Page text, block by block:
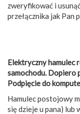
zweryfikować i
przełącznika jak Pan
Elektryczny hamulec
samochodu. Dopiero
Podpięcie do
Hamulec postojowy
się dzieje u pana) lub